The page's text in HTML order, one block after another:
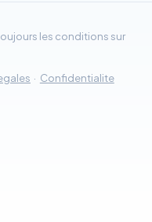
les conditions sur
· Confidentialite